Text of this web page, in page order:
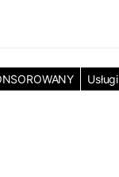
Usługi